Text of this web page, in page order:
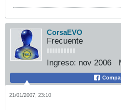
CorsaEVO
Frecuente
Ingreso: nov 2006
21/01/2007, 23:10